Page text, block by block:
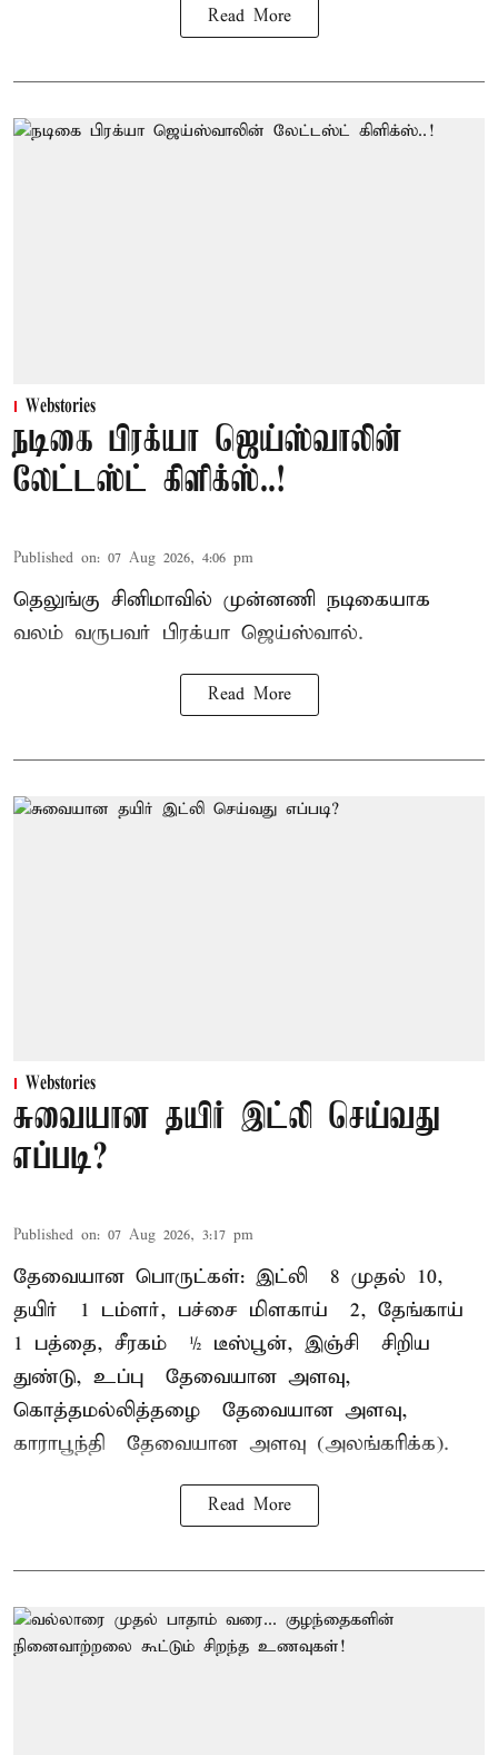
Read More
Webstories
நடிகை பிரக்யா ஜெய்ஸ்வாலின்
லேட்டஸ்ட் கிளிக்ஸ்..!
Published on: 07 Aug 2026, 4:06 pm
தெலுங்கு சினிமாவில் முன்னணி நடிகையாக
வலம் வருபவர் பிரக்யா ஜெய்ஸ்வால்.
Read More
Webstories
சுவையான தயிர் இட்லி செய்வது
எப்படி?
Published on: 07 Aug 2026, 3:17 pm
தேவையான பொருட்கள்: இட்லி – 8 முதல் 10,
தயிர் – 1 டம்ளர், பச்சை மிளகாய் – 2, தேங்காய் –
1 பத்தை, சீரகம் – ½ டீஸ்பூன், இஞ்சி – சிறிய
துண்டு, உப்பு – தேவையான அளவு,
கொத்தமல்லித்தழை – தேவையான அளவு,
காராபூந்தி – தேவையான அளவு (அலங்கரிக்க).
Read More